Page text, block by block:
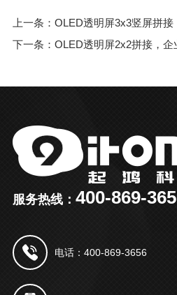
上一条：OLED透明屏3x3竖屏拼接
下一条：OLED透明屏2x2拼接，企
服务热线： 400-869-
电话：400-869-3656